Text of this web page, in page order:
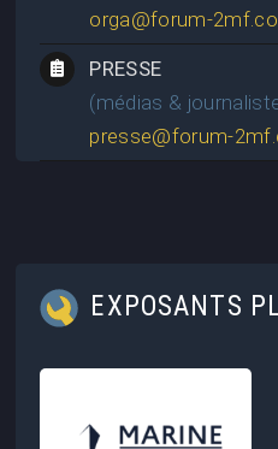
orga@forum-
PRESSE
(médias &
presse@forum-
EXPOSANTS